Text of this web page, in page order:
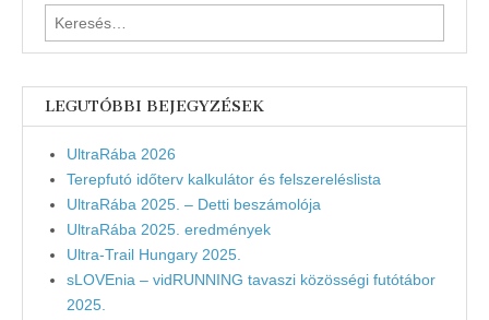
Keresés:
LEGUTÓBBI BEJEGYZÉSEK
UltraRába 2026
Terepfutó időterv kalkulátor és felszereléslista
UltraRába 2025. – Detti beszámolója
UltraRába 2025. eredmények
Ultra-Trail Hungary 2025.
sLOVEnia – vidRUNNING tavaszi közösségi futótábor
2025.